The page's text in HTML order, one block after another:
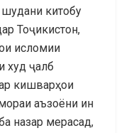
китобу
Тоҷикистон,
исломии
худ ҷалб
кишварҳои
аъзоёни ин
назар мерасад,